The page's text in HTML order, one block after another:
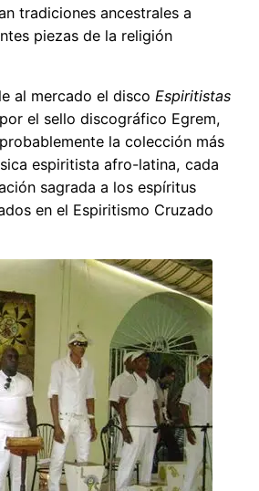
tradiciones ancestrales a
piezas de la religión
al mercado el disco Espiritistas
el sello discográfico Egrem,
la colección más
espiritista afro-latina, cada
sagrada a los espíritus
en el Espiritismo Cruzado